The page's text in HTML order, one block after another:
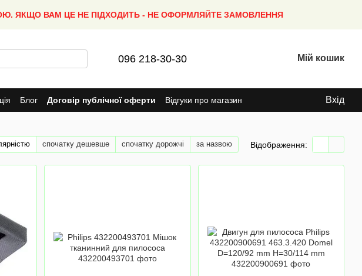
ЯКЩО ВАМ ЦЕ НЕ ПІДХОДИТЬ - НЕ ОФОРМЛЯЙТЕ ЗАМОВЛЕННЯ
096 218-30-30 Мій кошик
Блог Договір публічної оферти Відгуки про магазин Вхід
спочатку дешевше спочатку дорожчі за назвою Відображення: